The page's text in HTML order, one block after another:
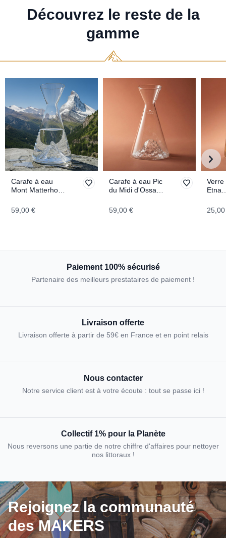
Découvrez le reste de la
gamme
Carafe à eau
Mont Matterhorn
59,00 €
Carafe à eau Pic
du Midi d'Ossau
59,00 €
Verre
Etna
Paiement 100% sécurisé
Partenaire des meilleurs prestataires de paiement !
Livraison offerte
Livraison offerte à partir de 59€ en France et en point relais
Nous contacter
Notre service client est à votre écoute : tout se passe ici !
Collectif 1% pour la Planète
Nous reversons une partie de notre chiffre d'affaires pour nettoyer
nos littoraux !
Rejoignez la communauté
des MAKERS